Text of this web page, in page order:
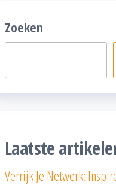
Zoeken
Laatste
Verrijk Je Netwerk: